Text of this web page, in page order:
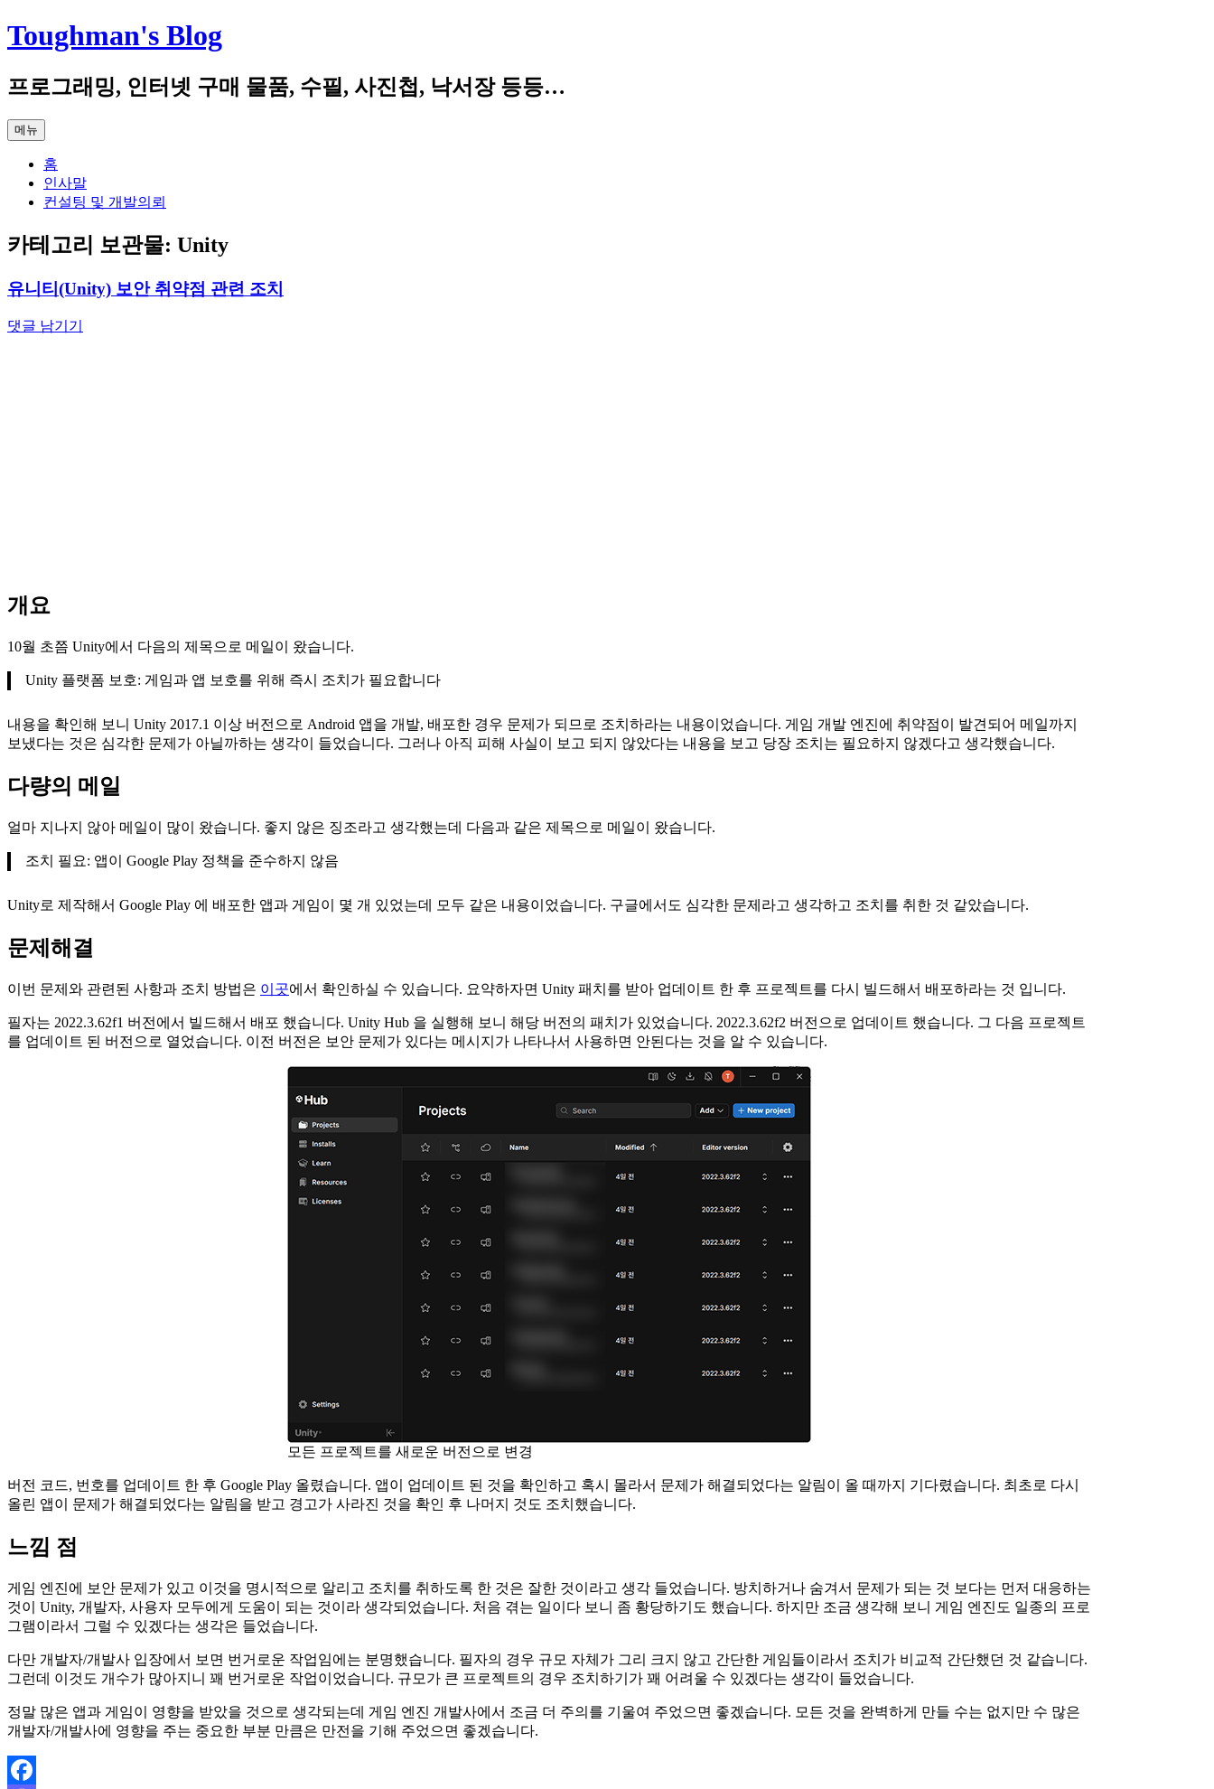
컨
텐
로
너
뛰
Toughman's Blog
프로그래밍, 인터넷 구매 물품, 수필, 사진첩, 낙서장 등등…
메뉴
홈
인사말
컨설팅 및 개발의뢰
카테고리 보관물: Unity
유니티(Unity) 보안 취약점 관련 조치
댓글 남기기
개요
10월 초쯤 Unity에서 다음의 제목으로 메일이 왔습니다.
Unity 플랫폼 보호: 게임과 앱 보호를 위해 즉시 조치가 필요합니다
내용을 확인해 보니 Unity 2017.1 이상 버전으로 Android 앱을 개발, 배포한 경우 문제가 되므로 조치하라는 내용이었습니다. 게임 개발 엔진에 취약점이 발견되어 메일까지
보냈다는 것은 심각한 문제가 아닐까하는 생각이 들었습니다. 그러나 아직 피해 사실이 보고 되지 않았다는 내용을 보고 당장 조치는 필요하지 않겠다고 생각했습니다.
다량의 메일
얼마 지나지 않아 메일이 많이 왔습니다. 좋지 않은 징조라고 생각했는데 다음과 같은 제목으로 메일이 왔습니다.
조치 필요: 앱이 Google Play 정책을 준수하지 않음
Unity로 제작해서 Google Play 에 배포한 앱과 게임이 몇 개 있었는데 모두 같은 내용이었습니다. 구글에서도 심각한 문제라고 생각하고 조치를 취한 것 같았습니다.
문제해결
이번 문제와 관련된 사항과 조치 방법은 이곳에서 확인하실 수 있습니다. 요약하자면 Unity 패치를 받아 업데이트 한 후 프로젝트를 다시 빌드해서 배포하라는 것 입니다.
필자는 2022.3.62f1 버전에서 빌드해서 배포 했습니다. Unity Hub 을 실행해 보니 해당 버전의 패치가 있었습니다. 2022.3.62f2 버전으로 업데이트 했습니다. 그 다음 프로젝트
를 업데이트 된 버전으로 열었습니다. 이전 버전은 보안 문제가 있다는 메시지가 나타나서 사용하면 안된다는 것을 알 수 있습니다.
모든 프로젝트를 새로운 버전으로 변경
버전 코드, 번호를 업데이트 한 후 Google Play 올렸습니다. 앱이 업데이트 된 것을 확인하고 혹시 몰라서 문제가 해결되었다는 알림이 올 때까지 기다렸습니다. 최초로 다시
올린 앱이 문제가 해결되었다는 알림을 받고 경고가 사라진 것을 확인 후 나머지 것도 조치했습니다.
느낌 점
게임 엔진에 보안 문제가 있고 이것을 명시적으로 알리고 조치를 취하도록 한 것은 잘한 것이라고 생각 들었습니다. 방치하거나 숨겨서 문제가 되는 것 보다는 먼저 대응하는
것이 Unity, 개발자, 사용자 모두에게 도움이 되는 것이라 생각되었습니다. 처음 겪는 일이다 보니 좀 황당하기도 했습니다. 하지만 조금 생각해 보니 게임 엔진도 일종의 프로
그램이라서 그럴 수 있겠다는 생각은 들었습니다.
다만 개발자/개발사 입장에서 보면 번거로운 작업임에는 분명했습니다. 필자의 경우 규모 자체가 그리 크지 않고 간단한 게임들이라서 조치가 비교적 간단했던 것 같습니다.
그런데 이것도 개수가 많아지니 꽤 번거로운 작업이었습니다. 규모가 큰 프로젝트의 경우 조치하기가 꽤 어려울 수 있겠다는 생각이 들었습니다.
정말 많은 앱과 게임이 영향을 받았을 것으로 생각되는데 게임 엔진 개발사에서 조금 더 주의를 기울여 주었으면 좋겠습니다. 모든 것을 완벽하게 만들 수는 없지만 수 많은
개발자/개발사에 영향을 주는 중요한 부분 만큼은 만전을 기해 주었으면 좋겠습니다.